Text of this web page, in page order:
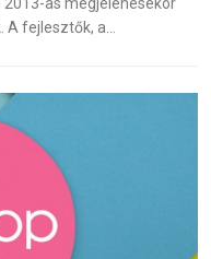
fejlesztők, a…